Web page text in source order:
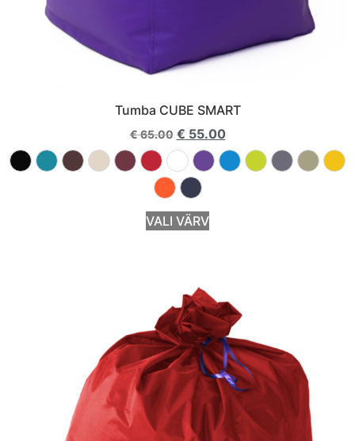
Tumba CUBE SMART
€65.00 € 55.00
VALI VÄRV